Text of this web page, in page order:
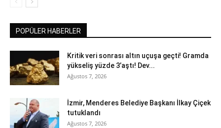
POPÜLER HABERLER
Kritik veri sonrası altın uçuşa geçti! Gramda
yükseliş yüzde 3’aştı! Dev...
Ağustos 7, 2026
İzmir, Menderes Belediye Başkanı İlkay Çiçek
tutuklandı
Ağustos 7, 2026